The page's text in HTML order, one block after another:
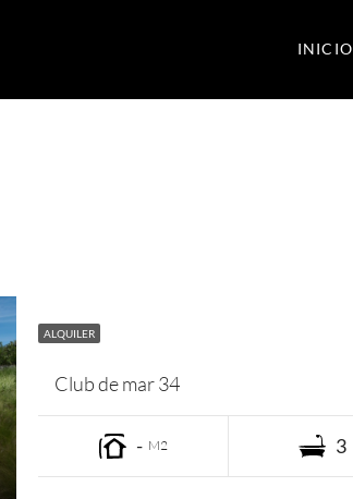
INICIO
ALQUILER
Club de mar 34
- M2 3